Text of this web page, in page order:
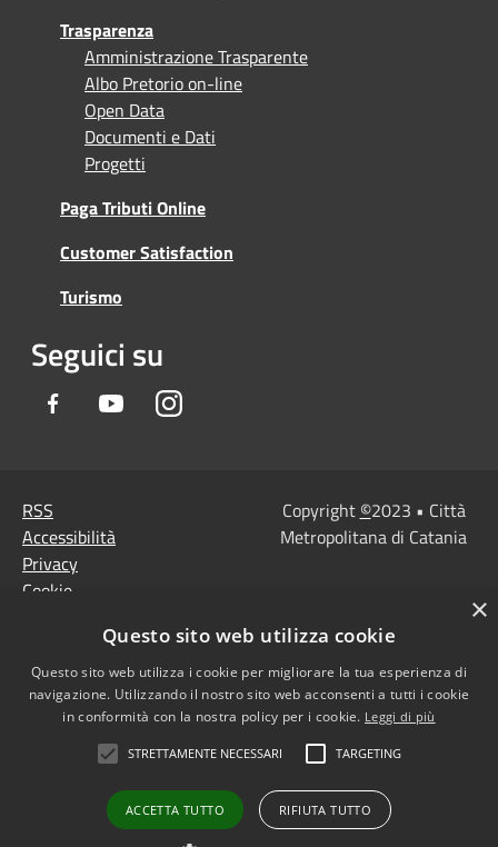
Trasparenza
Amministrazione Trasparente
Albo Pretorio on-line
Open Data
Documenti e Dati
Progetti
Paga Tributi Online
Customer Satisfaction
Turismo
Seguici su
Facebook YoutubeInstagram
RSS
Accessibilità
Privacy
Cookie
Note Legali
Agenzia per l'Italia
digitale
accessibilità
Dichiarazione di
accessibilità PagoPa
Copyright ©2023 • Città
Metropolitana di Catania
×
Questo sito web utilizza cookie
Questo sito web utilizza i cookie per migliorare la tua esperienza di
navigazione. Utilizzando il nostro sito web acconsenti a tutti i cookie
in conformità con la nostra policy per i cookie. Leggi di più
STRETTAMENTE NECESSARI TARGETING
ACCETTA TUTTO RIFIUTA TUTTO